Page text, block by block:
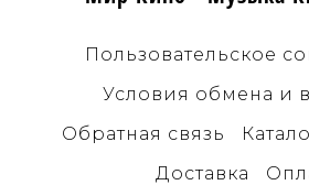
Пользовательское
Условия обмена и
Обратная связь
Доставка